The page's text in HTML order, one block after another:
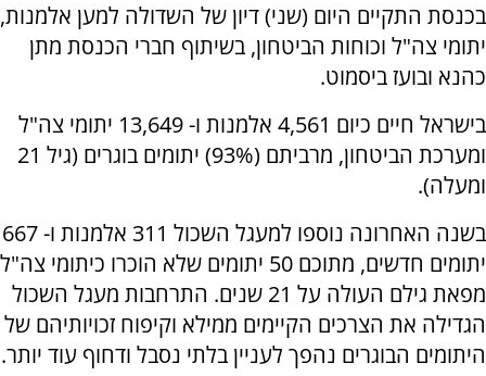
בכנסת התקיים היום (שני) דיון של השדולה למען אלמנות,
יתומי צה"ל וכוחות הביטחון, בשיתוף חברי הכנסת מתן
כהנא ובועז ביסמוט.
בישראל חיים כיום 4,561 אלמנות ו- 13,649 יתומי צה"ל
ומערכת הביטחון, מרביתם (93%) יתומים בוגרים (גיל 21
ומעלה).
בשנה האחרונה נוספו למעגל השכול 311 אלמנות ו- 667
יתומים חדשים, מתוכם 50 יתומים שלא הוכרו כיתומי צה"ל
מפאת גילם העולה על 21 שנים. התרחבות מעגל השכול
הגדילה את הצרכים הקיימים ממילא וקיפוח זכויותיהם של
היתומים הבוגרים נהפך לעניין בלתי נסבל ודחוף עוד יותר.